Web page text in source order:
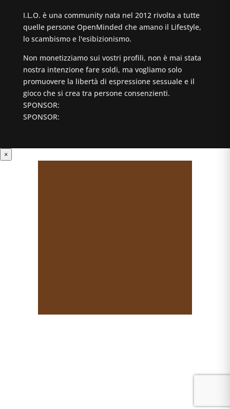
I.L.O. è una community nata nel 2012 rivolta a tutte
quelle persone OpenMinded che amano il Lifestyle,
lo scambismo e l'esibizionismo.
Non monetizziamo sui vostri profili, non è mai stata
nostra intenzione fare soldi, ma vogliamo solo
promuovere la libertà di espressione sessuale e il
gioco che si crea tra persone consenzienti.
SPONSOR:
SPONSOR:
×